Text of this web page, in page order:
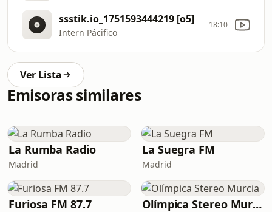
ssstik.io_1751593444219 [o5]
Intern Pácifico
18:10
Ver Lista
Emisoras similares
La Rumba Radio
Madrid
La Suegra FM
Madrid
Furiosa FM 87.7 Olímpica Stereo Murcia